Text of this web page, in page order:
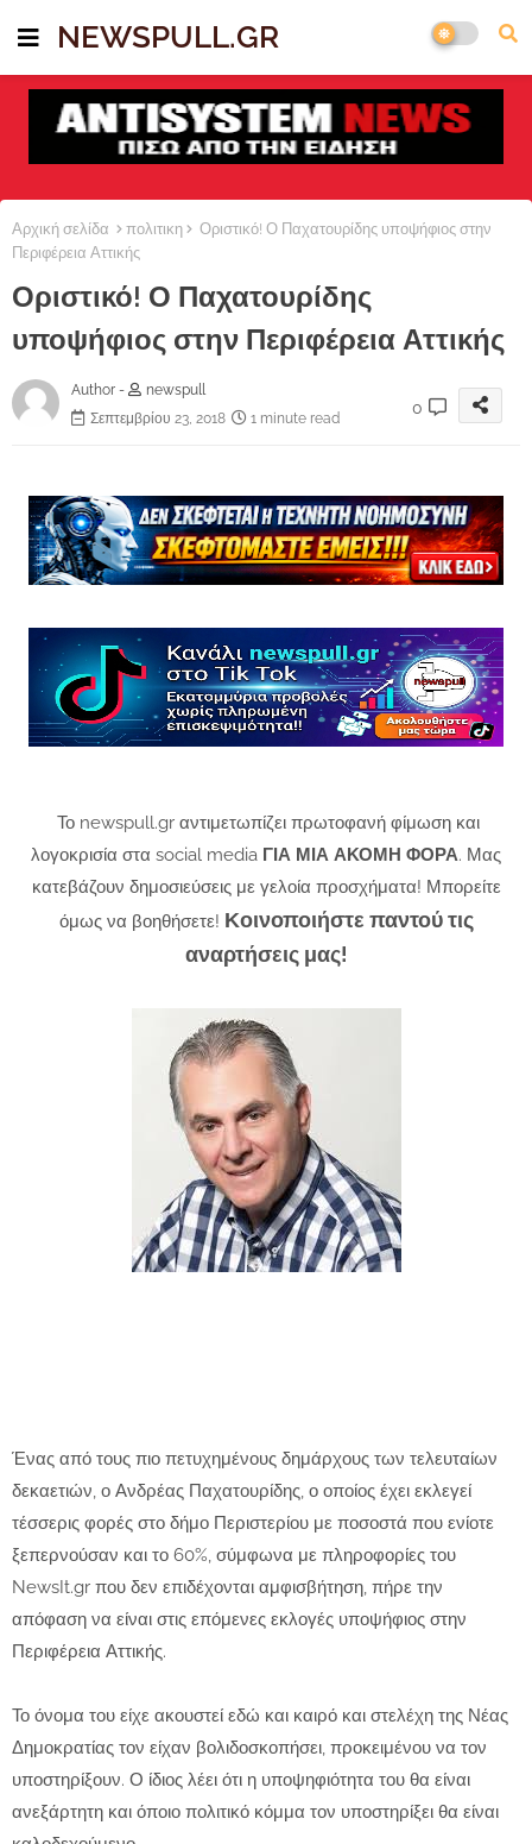
NEWSPULL.GR
Αρχική σελίδα πολιτικη
Οριστικό! Ο Παχατουρίδης υποψήφιος στην
Περιφέρεια Αττικής
Οριστικό! Ο Παχατουρίδης
υποψήφιος στην Περιφέρεια Αττικής
Author -
newspull
Σεπτεμβρίου 23, 2018
1 minute read
0
Το newspull.gr αντιμετωπίζει πρωτοφανή φίμωση και
λογοκρισία στα social media ΓΙΑ ΜΙΑ ΑΚΟΜΗ ΦΟΡΑ. Μας
κατεβάζουν δημοσιεύσεις με γελοία προσχήματα! Μπορείτε
όμως να βοηθήσετε! Κοινοποιήστε παντού τις
αναρτήσεις μας!
Ένας από τους πιο πετυχημένους δημάρχους των τελευταίων
δεκαετιών, ο Ανδρέας Παχατουρίδης, ο οποίος έχει εκλεγεί
τέσσερις φορές στο δήμο Περιστερίου με ποσοστά που ενίοτε
ξεπερνούσαν και το 60%, σύμφωνα με πληροφορίες του
NewsIt.gr που δεν επιδέχονται αμφισβήτηση, πήρε την
απόφαση να είναι στις επόμενες εκλογές υποψήφιος στην
Περιφέρεια Αττικής.
Το όνομα του είχε ακουστεί εδώ και καιρό και στελέχη της Νέας
Δημοκρατίας τον είχαν βολιδοσκοπήσει, προκειμένου να τον
υποστηρίξουν. Ο ίδιος λέει ότι η υποψηφιότητα του θα είναι
ανεξάρτητη και όποιο πολιτικό κόμμα τον υποστηρίξει θα είναι